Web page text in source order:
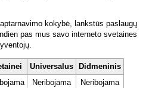
kokybė, lankstūs paslaugų
pas mus savo interneto svetaines
Universalus
Didmeninis
Neribojama
Neribojama